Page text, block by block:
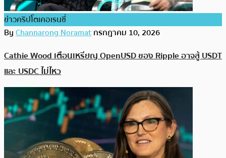
ข่าวคริปโตเคอเรนซี่
ByChannarong Noramatกรกฎาคม 10, 2026
Cathie Wood เตือนเหรียญ OpenUSD ของ Ripple อาจสู้ USDT
และ USDC ไม่ไหว